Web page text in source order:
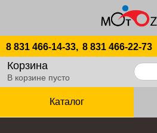
8 831 466-14-33, 8 831 466-22-73
Корзина
В корзине пусто
Каталог